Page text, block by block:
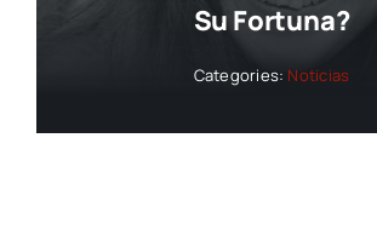
Su Fortuna?
Categories: Noticias